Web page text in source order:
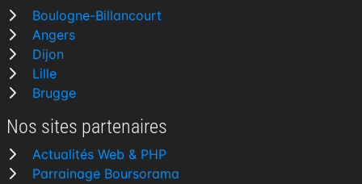
Boulogne-Billancourt
Angers
Dijon
Lille
Brugge
Nos sites partenaires
Actualités Web & PHP
Parrainage Boursorama